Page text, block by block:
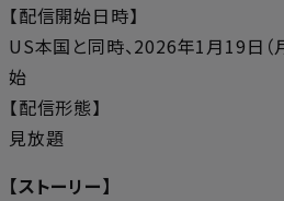
【配信開始日時】
US本国と同時、2026年1月19日
始
【配信形態】
見放題
【ストーリー】